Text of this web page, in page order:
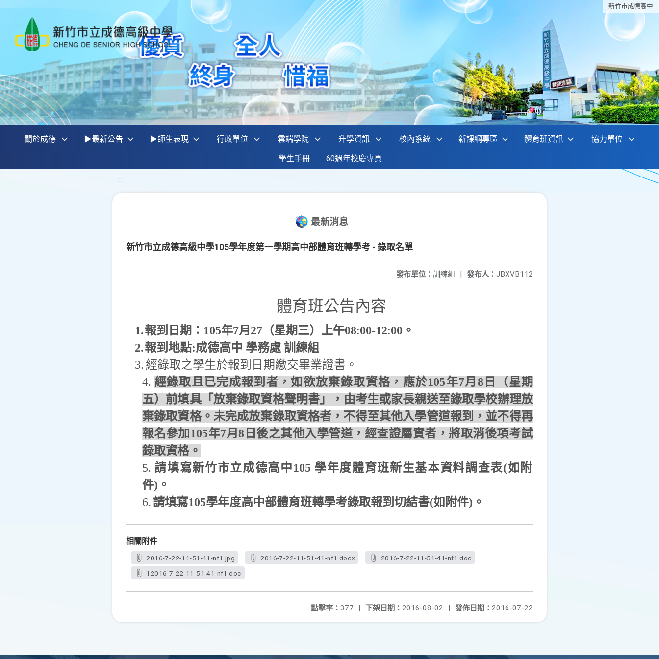
新竹巿成德高中
關於成德 ▶最新公告 ▶師生表現 行政單位 雲端學院 升學資訊 校內系統 新課綱專區 體育班資訊 協力單位
學生手冊 60週年校慶專頁
:::
最新消息
新竹市立成德高級中學105學年度第一學期高中部體育班轉學考 - 錄取名單
發布人： JBXVB112
發布單位： 訓練組 |
體育班公告內容
1.報到日期： 105年7月27（星期三）上午08:00-12:00 。
2.報到地點:成德高中 學務處 訓練組
3. 經錄取之學生於報到日期繳交畢業證書。
4. 經錄取且已完成報到者，如欲放棄錄取資格，應於105年7月 8日（星期
五）前填具「放棄錄取資格聲明書」， 由考生或家長親送至錄取學校辦理放
棄錄取資格。 未完成放棄錄取資格者，不得至其他入學管道報到， 並不得再
報名參加 105年7月8 日後之其他入學管道， 經查證屬實者，將取消後項考試
錄取資格。
5. 請填寫新竹市立成德高中105 學年度體育班新生基本資料調查表(如附
件) 。
6. 請填寫105學年度高中部體育班轉學考錄取報到切結書(如附件) 。
相關附件
2016-7-22-11-51-41-nf1.jpg 2016-7-22-11-51-41-nf1.docx
2016-7-22-11-51-41-nf1.doc
12016-7-22-11-51-41-nf1.doc
發佈日期： 2016-07-22
下架日期： 2016-08-02 |
點擊率： 377 |